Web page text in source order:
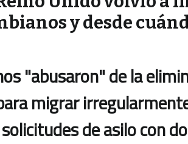
y desde
"abusaron" de la
migrar
de asilo con